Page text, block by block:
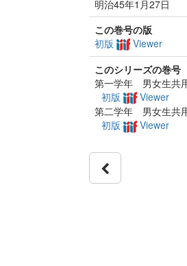
明治45年1月27日
この巻号の版
初版
Viewer
このシリーズの巻号
第一学年 男女生共
初版
Viewer
第二学年 男女生共
初版
Viewer